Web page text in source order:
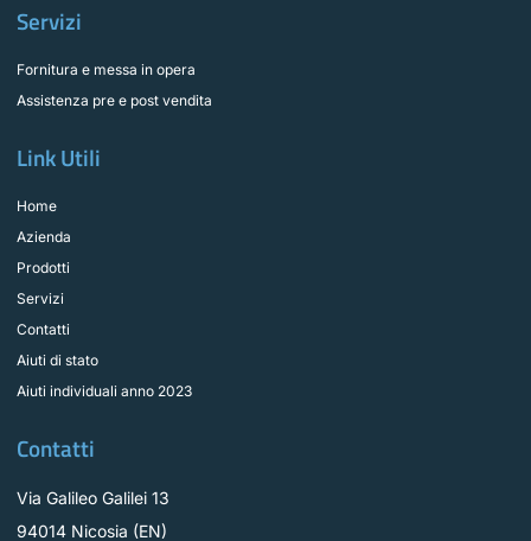
Servizi
Fornitura e messa in opera
Assistenza pre e post vendita
Link Utili
Home
Azienda
Prodotti
Servizi
Contatti
Aiuti di stato
Aiuti individuali anno 2023
Contatti
Via Galileo Galilei 13
94014 Nicosia (EN)